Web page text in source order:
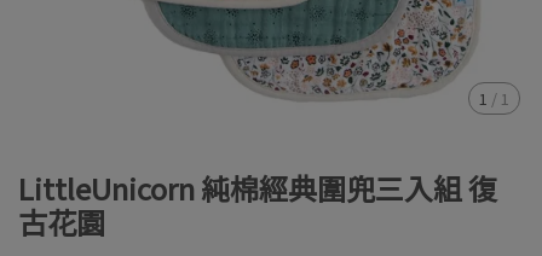
1 / 1
LittleUnicorn 純棉經典圍兜三入組 復
古花園